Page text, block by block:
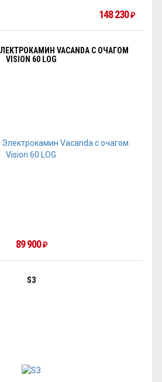
148 230₽
VACANDA С ОЧАГОМ
VISION 60 LOG
89 900₽
S3